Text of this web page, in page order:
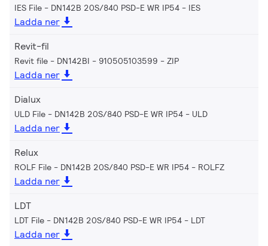
IES File - DN142B 20S/840 PSD-E WR IP54 IES
Ladda ner
Revit-fil
Revit file - DN142BI - 910505103599 ZIP
Ladda ner
Dialux
ULD File - DN142B 20S/840 PSD-E WR IP54 ULD
Ladda ner
Relux
ROLF File - DN142B 20S/840 PSD-E WR IP54 ROLFZ
Ladda ner
LDT
LDT File - DN142B 20S/840 PSD-E WR IP54 LDT
Ladda ner